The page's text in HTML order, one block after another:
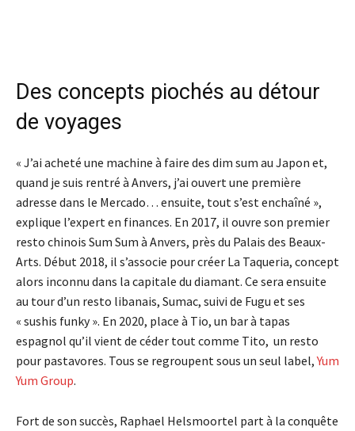
Des concepts piochés au détour
de voyages
« J’ai acheté une machine à faire des dim sum au Japon et,
quand je suis rentré à Anvers, j’ai ouvert une première
adresse dans le Mercado… ensuite, tout s’est enchaîné »,
explique l’expert en finances. En 2017, il ouvre son premier
resto chinois Sum Sum à Anvers, près du Palais des Beaux-
Arts. Début 2018, il s’associe pour créer La Taqueria, concept
alors inconnu dans la capitale du diamant. Ce sera ensuite
au tour d’un resto libanais, Sumac, suivi de Fugu et ses
« sushis funky ». En 2020, place à Tio, un bar à tapas
espagnol qu’il vient de céder tout comme Tito, un resto
pour pastavores. Tous se regroupent sous un seul label,Yum
Yum Group.
Fort de son succès, Raphael Helsmoortel part à la conquête